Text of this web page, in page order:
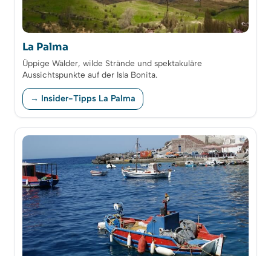
La Palma
Üppige Wälder, wilde Strände und spektakuläre
Aussichtspunkte auf der Isla Bonita.
→ Insider-Tipps La Palma